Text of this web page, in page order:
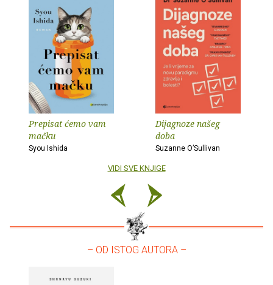
Prepisat ćemo vam
mačku
Syou Ishida
Dijagnoze našeg
doba
Suzanne O’Sullivan
VIDI SVE KNJIGE
– OD ISTOG AUTORA –